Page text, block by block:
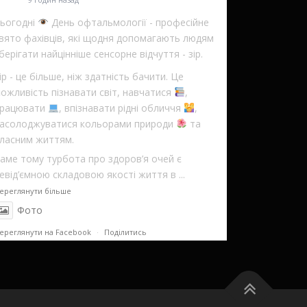
День офтальмології - професійне
фахівців, які щодня допомагають людям
найцінніше сенсорне відчуття - зір.
- це більше, ніж здатність бачити. Це
пізнавати світ, навчатися
,
, впізнавати рідні обличчя
,
кольорами природи
та
життям.
тому турбота про здоров’я очей є
складовою якості життя в ...
більше
Фото
на Facebook · Поділитись